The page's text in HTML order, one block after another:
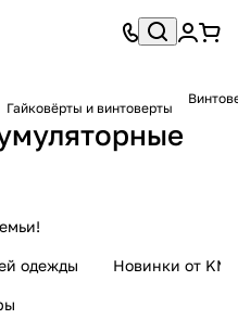
Гайковёрты и винтоверты
одежды Новинки от KMI